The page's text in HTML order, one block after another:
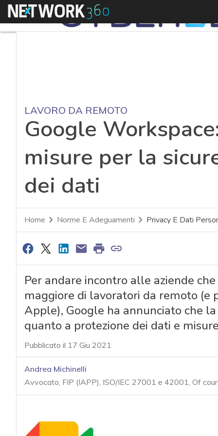
Menu
LAVORO DA REMOTO
Google
misure per la
dei dati
Home Norme E Adeguamenti Privacy E Dati
Per andare incontro alle aziende
maggiore di lavoratori da remoto
Apple), Google ha annunciato che
quanto a protezione dei dati e
Pubblicato il 17 Giu 2021
Andrea Michinelli
Avvocato, FIP (IAPP), ISO/IEC 27001 e 42001, Of